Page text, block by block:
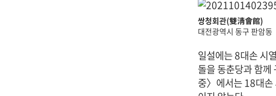
쌍청회관(雙淸會館)
대전광역시 동구 판암동
일설에는 8대손 시
돌을 동춘당과 함
중〉에서는 18대손